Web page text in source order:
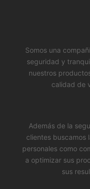
Somos una
seguridad y
nuestros
calidad de
Además de la
clientes buscamos
personales como
a optimizar sus
sus